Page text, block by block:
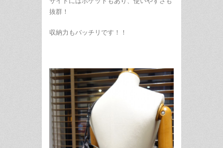
抜群！
収納力もバッチリです！！